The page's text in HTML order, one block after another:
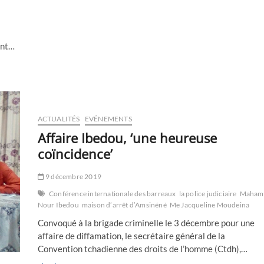
ACTUALITÉS EVÉNEMENTS
Affaire Ibedou, ‘une heureuse
coïncidence’
9 décembre 2019
Conférence internationale des barreaux la police judiciaire
Nour Ibedou maison d’arrêt d’Amsinéné Me Jacqueline Moudeina
Convoqué à la brigade criminelle le 3 décembre pour une
affaire de diffamation, le secrétaire général de la
Convention tchadienne des droits de l’homme (Ctdh),…